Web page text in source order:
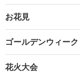
お花見
ゴールデンウィーク
花火大会